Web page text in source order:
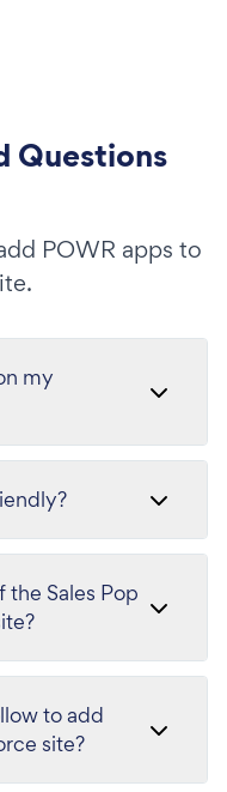
Questions
POWR apps to
my
the Sales Pop
to add
site?